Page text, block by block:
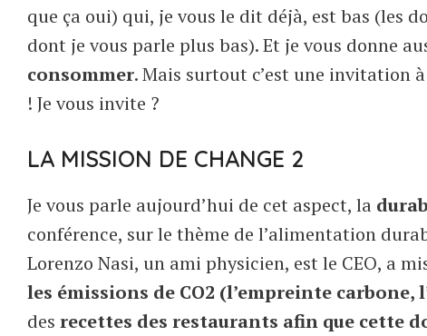
que ça oui) qui, je vous le dit déjà, est bas (les
dont je vous parle plus bas). Et je vous donne
consommer. Mais surtout c’est une invitation
! Je vous invite ?
LA MISSION DE CHANGE 2
Je vous parle aujourd’hui de cet aspect, la
conférence, sur le thème de l’alimentation
Lorenzo Nasi, un ami physicien, est le CEO, a
les émissions de CO2 (l’empreinte carbone,
des recettes des restaurants afin que cette